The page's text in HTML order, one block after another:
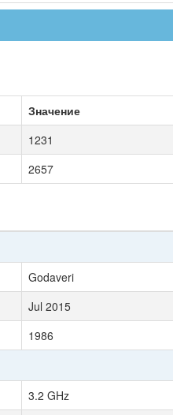
Значение
1231
2657
Godaveri
Jul 2015
1986
3.2 GHz